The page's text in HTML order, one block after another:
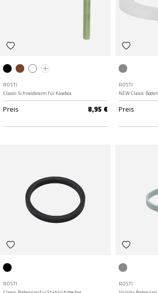
ROSTI
Classic Schneiderarm für Käsebox
Preis 8,95 €
ROSTI
NEW Classic
Preis
ROSTI
ROSTI